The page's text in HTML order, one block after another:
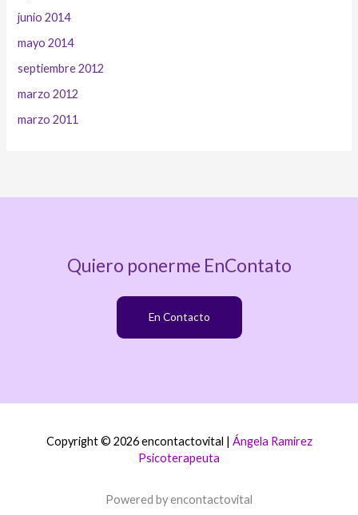
junio 2014
mayo 2014
septiembre 2012
marzo 2012
marzo 2011
Quiero ponerme EnContato
En Contacto
Copyright © 2026 encontactovital | Ángela Ramirez
Psicoterapeuta
Powered by encontactovital